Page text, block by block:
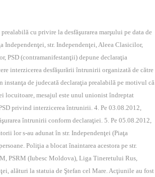
cu privire la desfăşurarea marşului pe data de
Independenţei, str. Independenţei, Aleea Clasicilor,
PSD (contramanifestanţii) depune declaraţia
interzicerea desfăşurării întrunirii organizată de către
de judecată declaraţia prealabilă pe motivul că
locuitoare, mesajul este unul unionist îndreptat
privind interzicerea întrunirii. 4. Pe 03.08.2012,
întrunirii conform declaraţiei. 5. Pe 05.08.2012,
lor s-au adunat în str. Independenţei (Piaţa
Poliţia a blocat înaintarea acestora pe str.
PSRM (Iubesc Moldova), Liga Tineretului Rus,
alături la statuia de Ştefan cel Mare. Acţiunile au fost